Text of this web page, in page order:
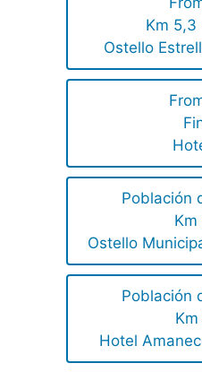
Km 5,3
Ostello
Población
Ostello
Población
Hotel